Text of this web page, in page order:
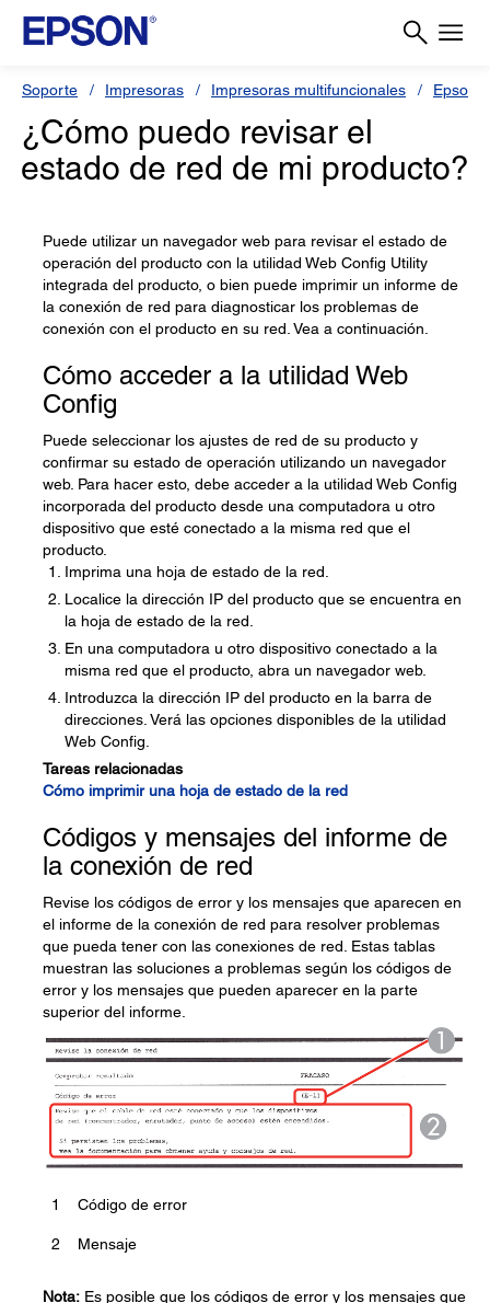
Soporte Impresoras Impresoras multifuncionales Epson
¿Cómo puedo revisar el
estado de red de mi producto?
Puede utilizar un navegador web para revisar el estado de
operación del producto con la utilidad Web Config Utility
integrada del producto, o bien puede imprimir un informe de
la conexión de red para diagnosticar los problemas de
conexión con el producto en su red. Vea a continuación.
Cómo acceder a la utilidad Web
Config
Puede seleccionar los ajustes de red de su producto y
confirmar su estado de operación utilizando un navegador
web. Para hacer esto, debe acceder a la utilidad Web Config
incorporada del producto desde una computadora u otro
dispositivo que esté conectado a la misma red que el
producto.
Imprima una hoja de estado de la red.
Localice la dirección IP del producto que se encuentra en
la hoja de estado de la red.
En una computadora u otro dispositivo conectado a la
misma red que el producto, abra un navegador web.
Introduzca la dirección IP del producto en la barra de
direcciones. Verá las opciones disponibles de la utilidad
Web Config.
Tareas relacionadas
Cómo imprimir una hoja de estado de la red
Códigos y mensajes del informe de
la conexión de red
Revise los códigos de error y los mensajes que aparecen en
el informe de la conexión de red para resolver problemas
que pueda tener con las conexiones de red. Estas tablas
muestran las soluciones a problemas según los códigos de
error y los mensajes que pueden aparecer en la parte
superior del informe.
1 Código de error
2 Mensaje
Nota: Es posible que los códigos de error y los mensajes que